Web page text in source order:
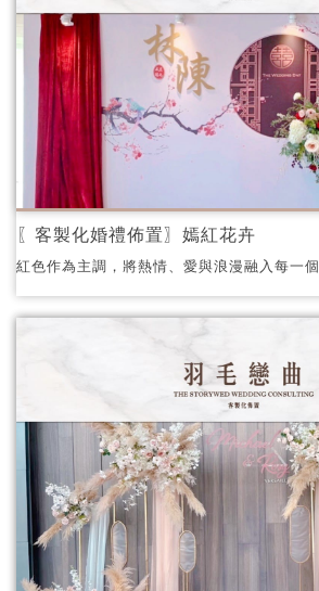
〖客製化婚禮佈置〗嫣紅花卉
紅色作為主調，將熱情、愛與浪漫融入每一個